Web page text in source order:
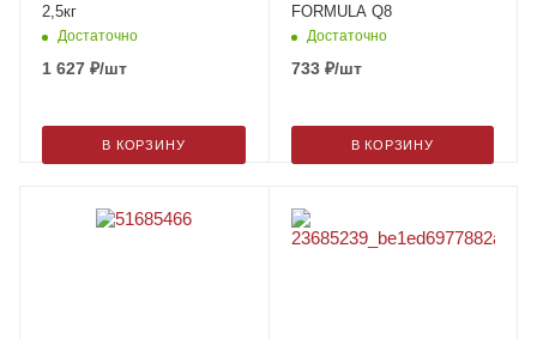
2,5кг
Достаточно
1 627 ₽/шт
В КОРЗИНУ
FORMULA Q8
Достаточно
733₽/шт
В КОРЗИНУ